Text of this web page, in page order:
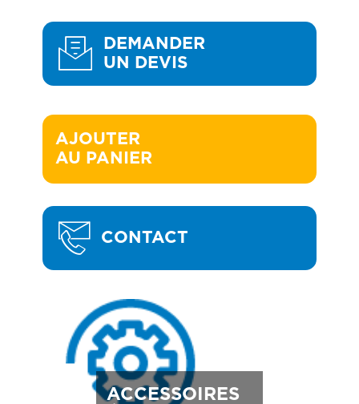
DEMANDER
UN DEVIS
AJOUTER
AU PANIER
CONTACT
ACCESSOIRES